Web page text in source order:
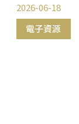
電子資源
2026-06-18